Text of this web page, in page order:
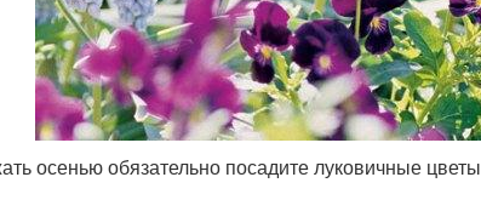
осенью обязательно посадите луковичные цветы